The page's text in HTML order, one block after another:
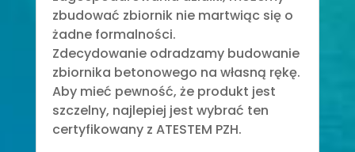
zbudować zbiornik nie martwiąc się o
żadne formalności.
Zdecydowanie odradzamy budowanie
zbiornika betonowego na własną rękę.
Aby mieć pewność, że produkt jest
szczelny, najlepiej jest wybrać ten
certyfikowany z ATESTEM PZH.